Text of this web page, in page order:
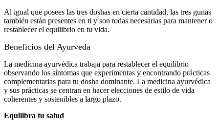
Al igual que posees las tres doshas en cierta cantidad, las tres gunas
también están presentes en ti y son todas necesarias para mantener o
restablecer el equilibrio en tu vida.
Beneficios del Ayurveda
La medicina ayurvédica trabaja para restablecer el equilibrio
observando los síntomas que experimentas y encontrando prácticas
complementarias para tu dosha dominante. La medicina ayurvédica
y sus prácticas se centran en hacer elecciones de estilo de vida
coherentes y sostenibles a largo plazo.
Equilibra tu salud